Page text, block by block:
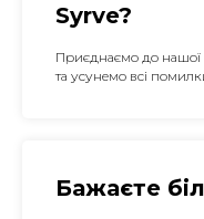
Syrve?
Приєднаємо до
та усунемо всі
Бажаєте